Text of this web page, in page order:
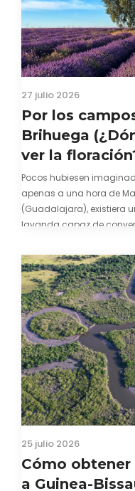
27 julio 2026
Por los
Brihuega
ver la
Pocos hubiesen
apenas a una hora de
(Guadalajara), existiera
lavanda capaz de
25 julio 2026
Cómo
a Guinea-